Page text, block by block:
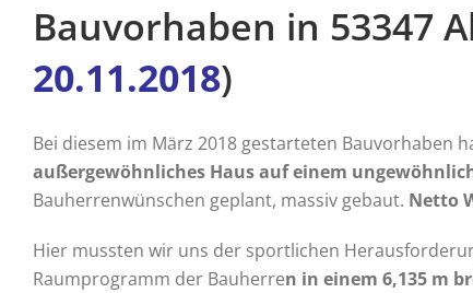
Bauvorhaben in 53347
20.11.2018)
Bei diesem im März 2018 gestarteten Bauvorhaben
außergewöhnliches Haus auf einem
Bauherrenwünschen geplant, massiv gebaut. Netto
Hier mussten wir uns der sportlichen
Raumprogramm der Bauherren in einem 6,135 m